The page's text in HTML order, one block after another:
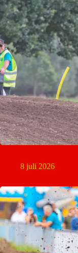
8 juli 2026